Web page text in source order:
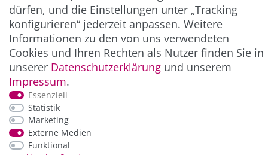
*Alle Preise inkl. der gesetzl. MwSt. zzgl.
und Versandkosten
dürfen, und die Einstellungen unter „Tracking
konfigurieren“ jederzeit anpassen. Weitere
Informationen zu den von uns verwendeten
Cookies und Ihren Rechten als Nutzer finden Sie in
unserer Daten­schutz­erklärung und unserem
Impressum.
Essenziell
Statistik
Marketing
Externe Medien
Funktional